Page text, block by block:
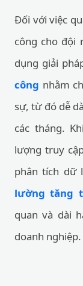
Đối với việc
công cho đội
dụng giải
công nhằm
sự, từ đó dễ
các tháng.
lượng truy
phân tích dữ
lường tăng
quan và dài
doanh nghiệp.